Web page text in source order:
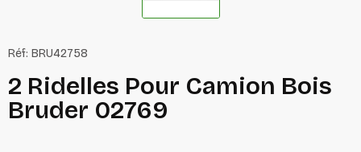
Réf: BRU42758
2 Ridelles Pour Camion Bois
Bruder 02769